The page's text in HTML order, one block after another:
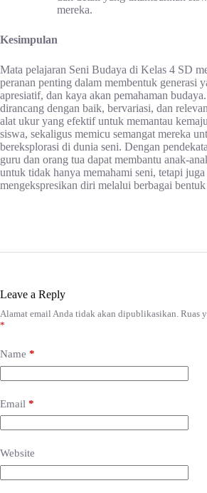
mereka.
Kesimpulan
Mata pelajaran Seni Budaya di Kelas 4 SD
peranan penting dalam membentuk generasi
apresiatif, dan kaya akan pemahaman
dirancang dengan baik, bervariasi, dan
alat ukur yang efektif untuk memantau
siswa, sekaligus memicu semangat mereka
bereksplorasi di dunia seni. Dengan
guru dan orang tua dapat membantu anak-
untuk tidak hanya memahami seni, tetapi
mengekspresikan diri melalui berbagai
Leave a Reply
Alamat email Anda tidak akan dipublikasikan. Ruas
*
Name *
Email *
Website